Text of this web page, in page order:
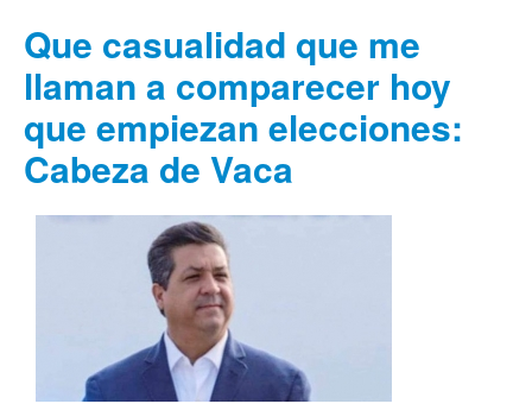
Que casualidad que me
llaman a comparecer hoy
que empiezan elecciones:
Cabeza de Vaca